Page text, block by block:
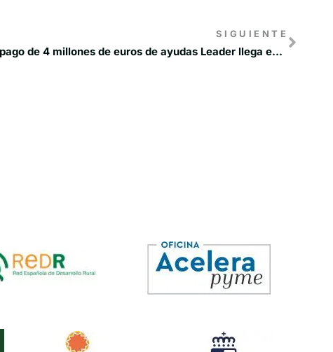
SIGUIENTE
RECAMDER destaca que el pago de 4 millones de euros de ayudas Leader llega en un momento clave